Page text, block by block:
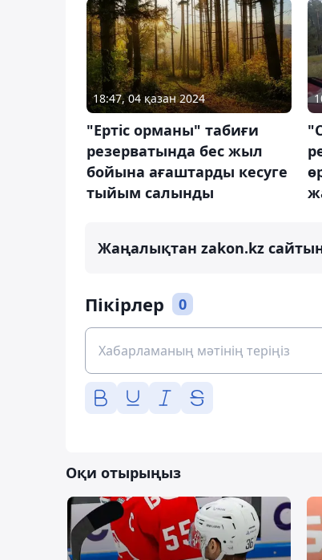
18:47, 04 қазан 2024
"Ертіс орманы" табиғи
резерватында бес жыл
бойына ағаштарды кесуге
тыйым салынды
Жаңалықтан zakon.kz
Пікірлер 0
Оқи отырыңыз